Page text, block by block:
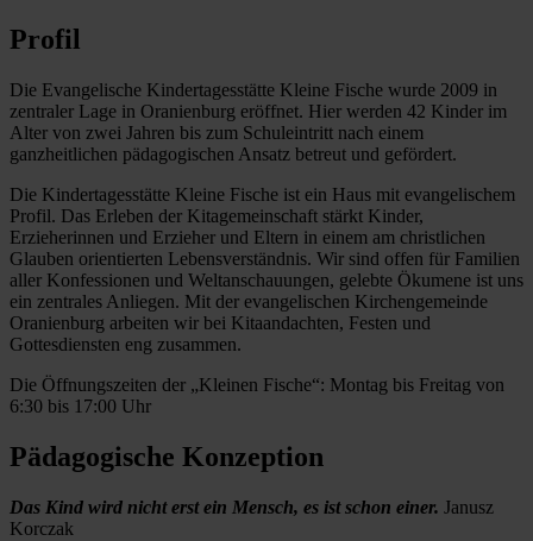
Profil
Die Evangelische Kindertagesstätte Kleine Fische wurde 2009 in
zentraler Lage in Oranienburg eröffnet. Hier werden 42 Kinder im
Alter von zwei Jahren bis zum Schuleintritt nach einem
ganzheitlichen pädagogischen Ansatz betreut und gefördert.
Die Kindertagesstätte Kleine Fische ist ein Haus mit evangelischem
Profil. Das Erleben der Kitagemeinschaft stärkt Kinder,
Erzieherinnen und Erzieher und Eltern in einem am christlichen
Glauben orientierten Lebensverständnis. Wir sind offen für Familien
aller Konfessionen und Weltanschauungen, gelebte Ökumene ist uns
ein zentrales Anliegen. Mit der evangelischen Kirchengemeinde
Oranienburg arbeiten wir bei Kitaandachten, Festen und
Gottesdiensten eng zusammen.
Die Öffnungszeiten der „Kleinen Fische“: Montag bis Freitag von
6:30 bis 17:00 Uhr
Pädagogische Konzeption
Das Kind wird nicht erst ein Mensch, es ist schon einer. Janusz
Korczak